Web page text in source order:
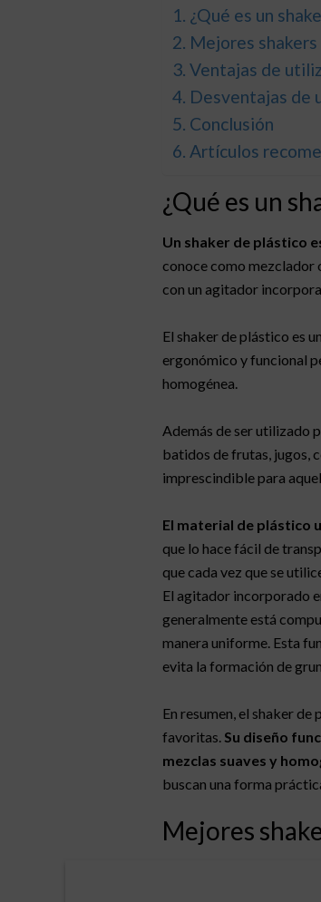
¿Qué es un
Mejores
Ventajas de
Desventajas de
Conclusión
Artículos
¿Qué es un
Un shaker de plástico
conoce como mezclador
con un agitador
El shaker de plástico es
ergonómico y funcional
homogénea.
Además de ser utilizado
batidos de frutas, jugos,
imprescindible para
El material de plástico
que lo hace fácil de
que cada vez que se
El agitador incorporado
generalmente está
manera uniforme. Esta
evita la formación de
En resumen, el shaker
favoritas. Su diseño
mezclas suaves y
buscan una forma
Mejores